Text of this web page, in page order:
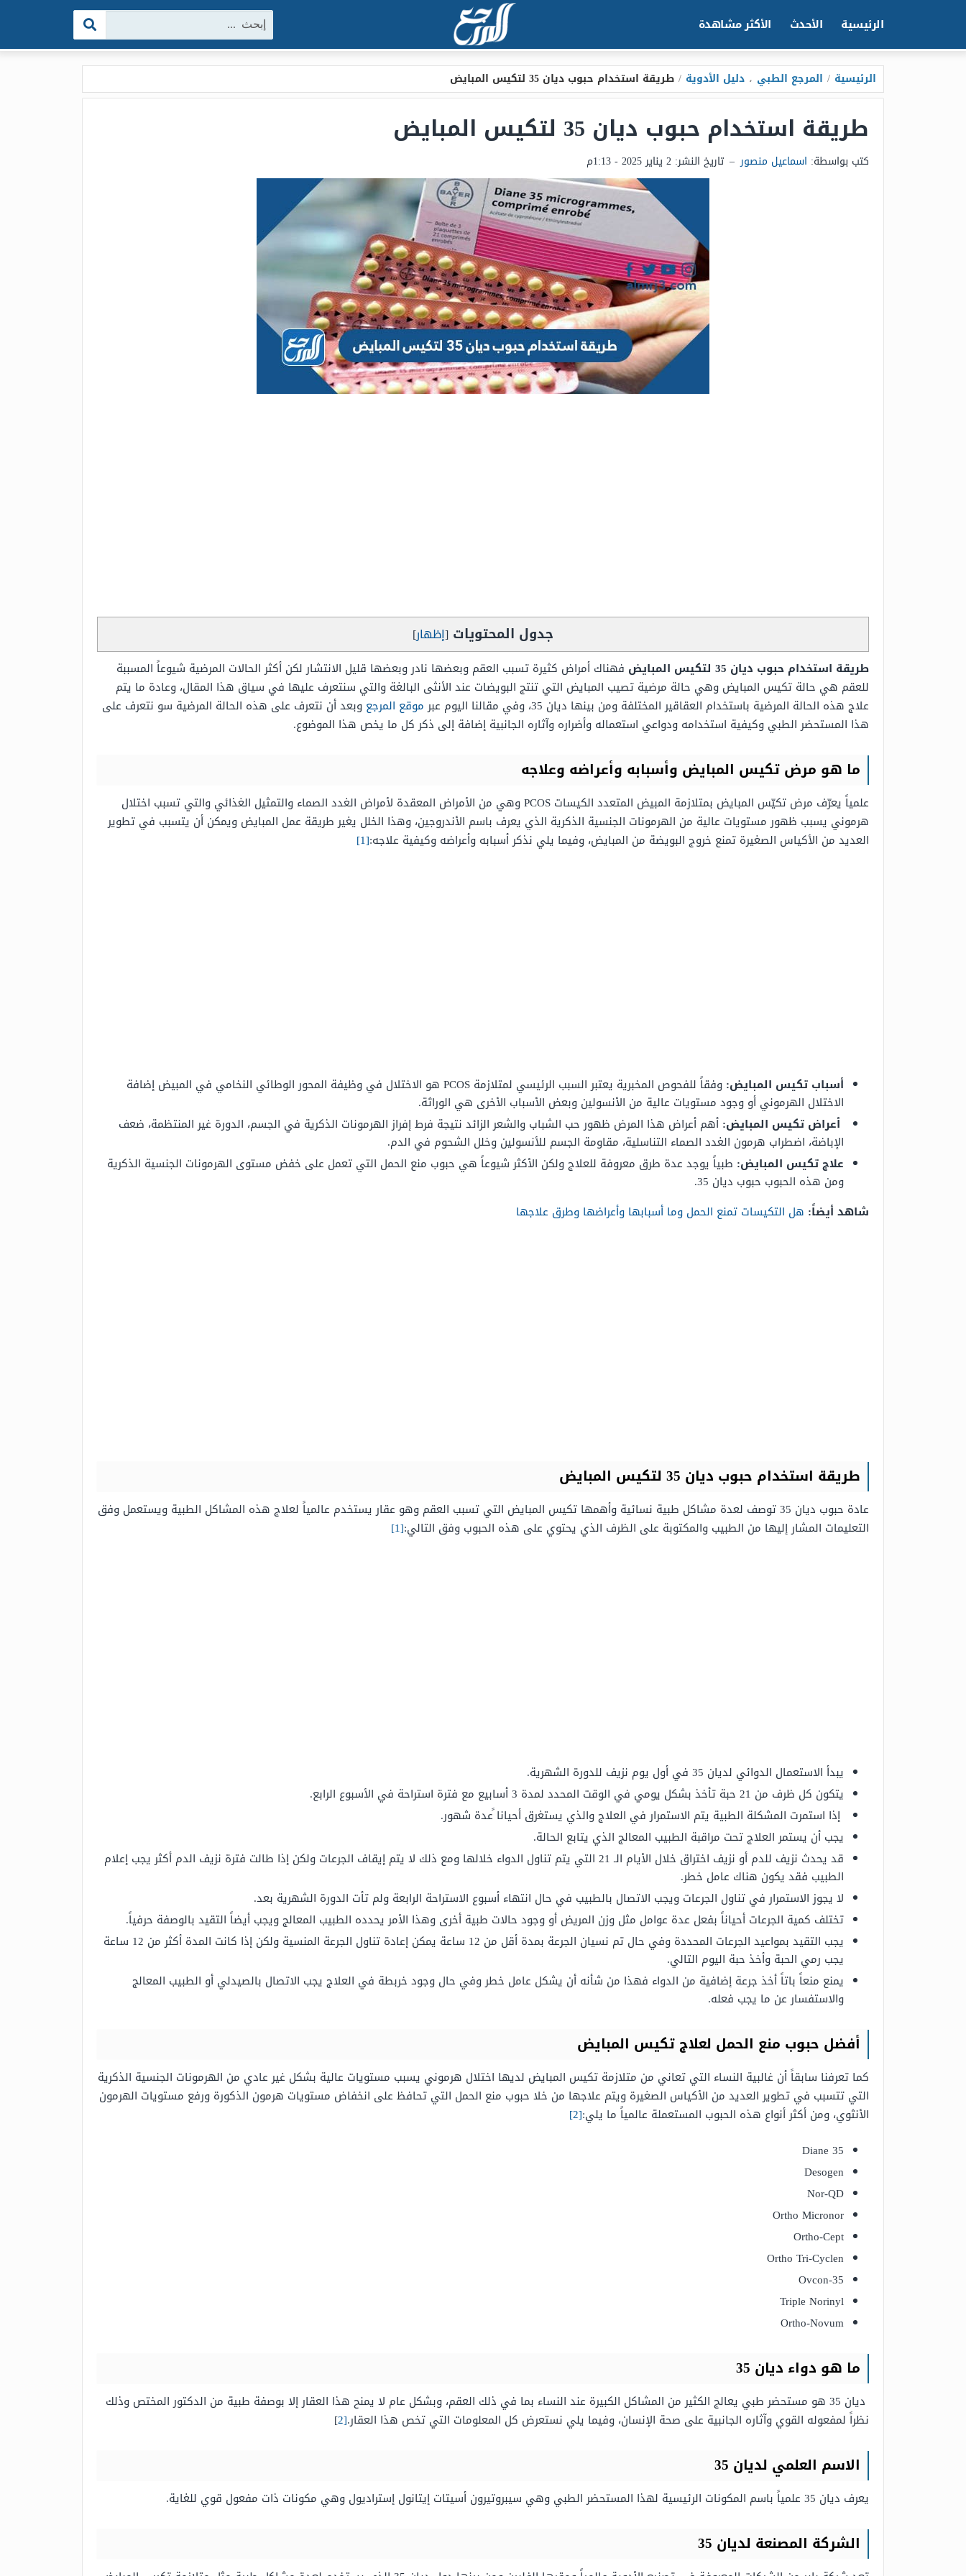
الرئيسية الأحدث الأكثر مشاهدة البحث:
الرئيسية / المرجع الطبي ، دليل الأدوية / طريقة استخدام حبوب ديان 35 لتكيس المبايض
طريقة استخدام حبوب ديان 35 لتكيس المبايض
كتب بواسطة: اسماعيل منصور – تاريخ النشر: 2 يناير 2025 - 1:13م
جدول المحتويات [إظهار]
طريقة استخدام حبوب ديان 35 لتكيس المبايض
فهناك أمراض كثيرة تسبب العقم وبعضها نادر وبعضها قليل الانتشار لكن أكثر الحالات المرضية شيوعاً المسببة
للعقم هي حالة تكيس المبايض وهي حالة مرضية تصيب المبايض التي تنتج البويضات عند الأنثى البالغة والتي سنتعرف عليها في سياق هذا المقال، وعادة ما يتم
علاج هذه الحالة المرضية باستخدام العقاقير المختلفة ومن بينها ديان 35، وفي مقالنا اليوم عبر
موقع المرجع وبعد أن نتعرف على هذه الحالة المرضية سو نتعرف على
هذا المستحضر الطبي وكيفية استخدامه ودواعي استعماله وأضراره وآثاره الجانبية إضافة إلى ذكر كل ما يخص هذا الموضوع.
ما هو مرض تكيس المبايض وأسبابه وأعراضه وعلاجه
علمياً يعرّف مرض تكيّس المبايض بمتلازمة المبيض المتعدد الكيسات PCOS وهي من الأمراض المعقدة لأمراض الغدد الصماء والتمثيل الغذائي والتي تسبب اختلال
هرموني يسبب ظهور مستويات عالية من الهرمونات الجنسية الذكرية الذي يعرف باسم الأندروجين، وهذا الخلل يغير طريقة عمل المبايض ويمكن أن يتسبب في تطوير
العديد من الأكياس الصغيرة تمنع خروج البويضة من المبايض، وفيما يلي نذكر أسبابه وأعراضه وكيفية علاجه:[1]
أسباب تكيس المبايض:
وفقاً للفحوص المخبرية يعتبر السبب الرئيسي لمتلازمة PCOS هو الاختلال في وظيفة المحور الوطائي النخامي في المبيض إضافة
الاختلال الهرموني أو وجود مستويات عالية من الأنسولين وبعض الأسباب الأخرى هي الوراثة.
أعراض تكيس المبايض: أهم أعراض هذا المرض ظهور حب الشباب والشعر الزائد نتيجة فرط إفراز الهرمونات الذكرية في الجسم، الدورة غير المنتظمة، ضعف
الإباضة، اضطراب هرمون الغدد الصماء التناسلية، مقاومة الجسم للأنسولين وخلل الشحوم في الدم.
علاج تكيس المبايض: طبياً يوجد عدة طرق معروفة للعلاج ولكن الأكثر شيوعاً هي حبوب منع الحمل التي تعمل على خفض مستوى الهرمونات الجنسية الذكرية
ومن هذه الحبوب حبوب ديان 35.
شاهد أيضاً: هل التكيسات تمنع الحمل وما أسبابها وأعراضها وطرق علاجها
طريقة استخدام حبوب ديان 35 لتكيس المبايض
عادة حبوب ديان 35 توصف لعدة مشاكل طبية نسائية وأهمها تكيس المبايض التي تسبب العقم وهو عقار يستخدم عالمياً لعلاج هذه المشاكل الطبية ويستعمل وفق
التعليمات المشار إليها من الطبيب والمكتوبة على الظرف الذي يحتوي على هذه الحبوب وفق التالي:[1]
يبدأ الاستعمال الدوائي لديان 35 في أول يوم نزيف للدورة الشهرية.
يتكون كل ظرف من 21 حبة تأخذ بشكل يومي في الوقت المحدد لمدة 3 أسابيع مع فترة استراحة في الأسبوع الرابع.
إذا استمرت المشكلة الطبية يتم الاستمرار في العلاج والذي يستغرق أحيانا ًعدة شهور.
يجب أن يستمر العلاج تحت مراقبة الطبيب المعالج الذي يتابع الحالة.
قد يحدث نزيف للدم أو نزيف اختراق خلال الأيام الـ 21 التي يتم تناول الدواء خلالها ومع ذلك لا يتم إيقاف الجرعات ولكن إذا طالت فترة نزيف الدم أكثر يجب إعلام
الطبيب فقد يكون هناك عامل خطر.
لا يجوز الاستمرار في تناول الجرعات ويجب الاتصال بالطبيب في حال انتهاء أسبوع الاستراحة الرابعة ولم تأت الدورة الشهرية بعد.
تختلف كمية الجرعات أحياناً بفعل عدة عوامل مثل وزن المريض أو وجود حالات طبية أخرى وهذا الأمر يحدده الطبيب المعالج ويجب أيضاً التقيد بالوصفة حرفياً.
يجب التقيد بمواعيد الجرعات المحددة وفي حال تم نسيان الجرعة بمدة أقل من 12 ساعة يمكن إعادة تناول الجرعة المنسية ولكن إذا كانت المدة أكثر من 12 ساعة
يجب رمي الحبة وأخذ حبة اليوم التالي.
يمنع منعاً باتاً أخذ جرعة إضافية من الدواء فهذا من شأنه أن يشكل عامل خطر وفي حال وجود خربطة في العلاج يجب الاتصال بالصيدلي أو الطبيب المعالج
والاستفسار عن ما يجب فعله.
أفضل حبوب منع الحمل لعلاج تكيس المبايض
كما تعرفنا سابقاً أن غالبية النساء التي تعاني من متلازمة تكيس المبايض لديها اختلال هرموني يسبب مستويات عالية بشكل غير عادي من الهرمونات الجنسية الذكرية
التي تتسبب في تطوير العديد من الأكياس الصغيرة ويتم علاجها من خلا حبوب منع الحمل التي تحافظ على انخفاض مستويات هرمون الذكورة ورفع مستويات الهرمون
الأنثوي، ومن أكثر أنواع هذه الحبوب المستعملة عالمياً ما يلي:[2]
Diane 35
Desogen
Nor-QD
Ortho Micronor
Ortho-Cept
Ortho Tri-Cyclen
Ovcon-35
Triple Norinyl
Ortho-Novum
ما هو دواء ديان 35
ديان 35 هو مستحضر طبي يعالج الكثير من المشاكل الكبيرة عند النساء بما في ذلك العقم، وبشكل عام لا يمنح هذا العقار إلا بوصفة طبية من الدكتور المختص وذلك
نظراً لمفعوله القوي وآثاره الجانبية على صحة الإنسان، وفيما يلي نستعرض كل المعلومات التي تخص هذا العقار.[2
]
الاسم العلمي لديان 35
يعرف ديان 35 علمياً باسم المكونات الرئيسية لهذا المستحضر الطبي وهي سيبروتيرون أسيتات إيتانول إستراديول وهي مكونات ذات مفعول قوي للغاية.
الشركة المصنعة لديان 35